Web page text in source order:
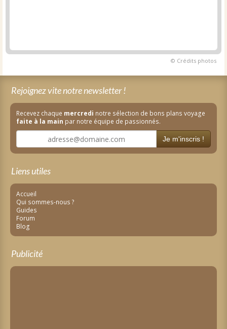
© Crédits photos
Rejoignez vite notre newsletter !
Recevez chaque mercredi notre sélection de bons plans voyage
faite à la main par notre équipe de passionnés.
Je m'inscris !
Liens utiles
Accueil
Qui sommes-nous ?
Guides
Forum
Blog
Publicité